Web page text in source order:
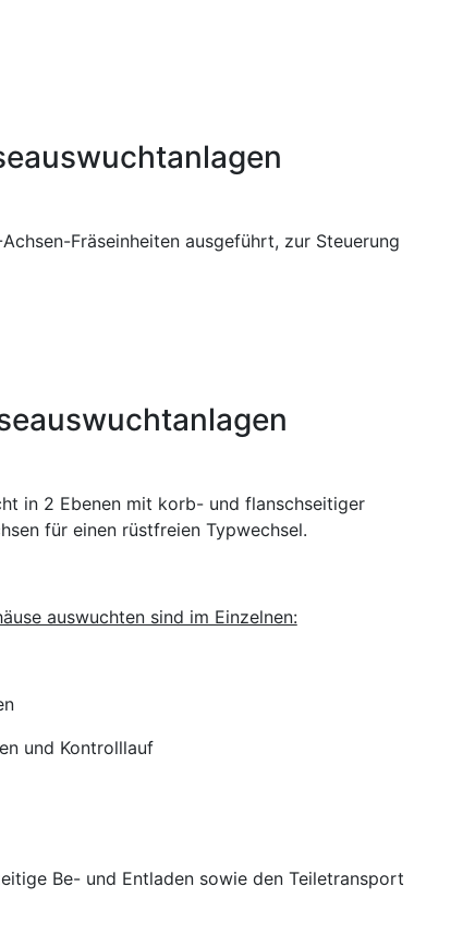
Fräseinheiten ausgeführt, zur Steuerung
in 2 Ebenen mit korb- und flanschseitiger
für einen rüstfreien Typwechsel.
auswuchten sind im Einzelnen:
und Kontrolllauf
Be- und Entladen sowie den Teiletransport